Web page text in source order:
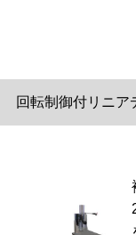
回転制御付リニ